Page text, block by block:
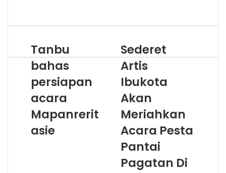
Tanbu
bahas
persiapan
acara
Mapanrerit
asie
Sederet
Artis
Ibukota
Akan
Meriahkan
Acara Pesta
Pantai
Pagatan Di